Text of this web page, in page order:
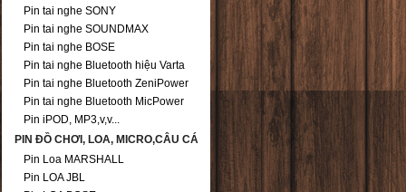
Pin tai nghe SONY
Pin tai nghe SOUNDMAX
Pin tai nghe BOSE
Pin tai nghe Bluetooth hiệu Varta
Pin tai nghe Bluetooth ZeniPower
Pin tai nghe Bluetooth MicPower
Pin iPOD, MP3,v,v...
PIN ĐỒ CHƠI, LOA, MICRO,CÂU CÁ
Pin Loa MARSHALL
Pin LOA JBL